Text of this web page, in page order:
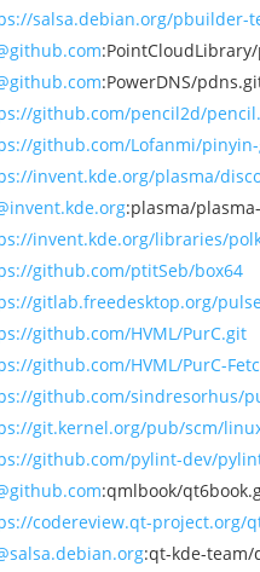
salsa.debian.org/pbuilder-
:PowerDNS/
github.com/pencil2d/
github.com/Lofanmi/
invent.kde.org/plasma/
:plasma/
invent.kde.org/libraries/
github.com/ptitSeb/box64
gitlab.freedesktop.org/
github.com/HVML/PurC.git
github.com/HVML/PurC-
github.com/sindresorhus/
git.kernel.org/pub/scm/
github.com/pylint-dev/
:qmlbook/
codereview.qt-project.org/
:qt-kde-